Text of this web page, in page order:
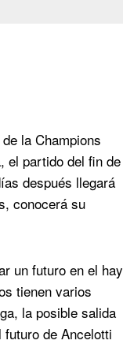
la Champions
el partido del fin de
después llegará
conocerá su
un futuro en el hay
tienen varios
la posible salida
de Ancelotti